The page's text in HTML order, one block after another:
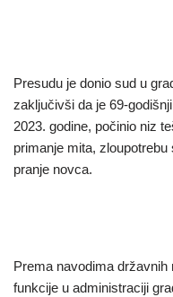
Presudu je donio sud u
zaključivši da je 69-
2023. godine, počinio niz
primanje mita,
pranje novca.
Prema navodima
funkcije u administraciji